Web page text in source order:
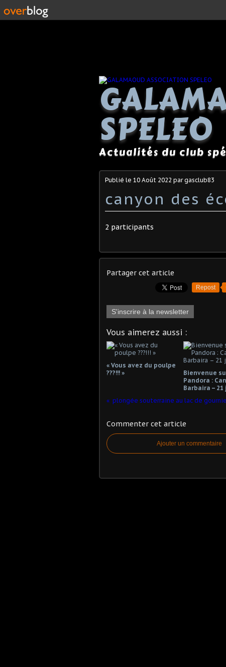
SPELEO
Actualités du club
Publié le 10 Août 2022 par gasclub83
canyon des
2 participants
Partager cet article
Repost
S'inscrire à la newsletter
Vous aimerez aussi :
« Vous avez du poulpe
???!!! »
Bienvenue
Pandora :
Barbaira – 21
plongée souterraine au lac de
Commenter cet article
Ajouter un commentaire